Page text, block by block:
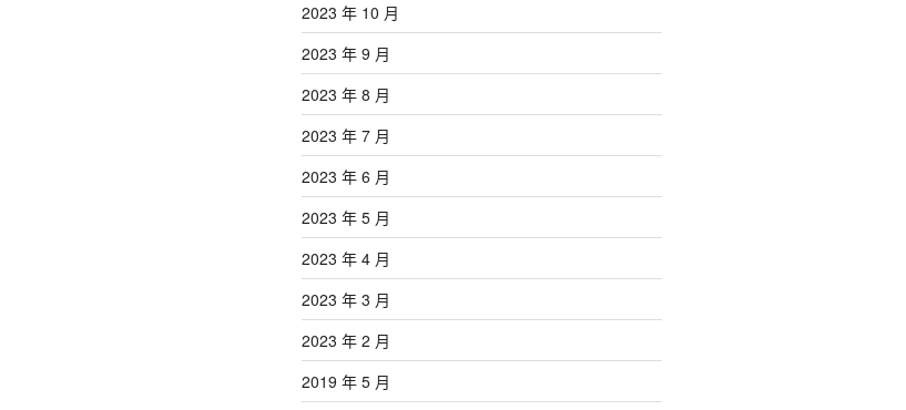
2023 年 10 月
2023 年 9 月
2023 年 8 月
2023 年 7 月
2023 年 6 月
2023 年 5 月
2023 年 4 月
2023 年 3 月
2023 年 2 月
2019 年 5 月